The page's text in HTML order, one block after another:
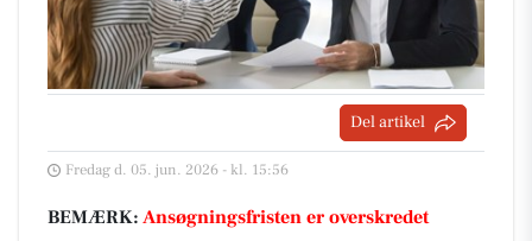
Del artikel
Fredag d. 05. jun. 2026 - kl. 15:56
BEMÆRK: Ansøgningsfristen er overskredet